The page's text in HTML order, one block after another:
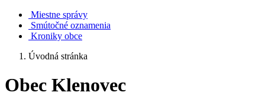
Miestne správy
Smútočné oznamenia
Kroniky obce
Úvodná stránka
Obec Klenovec